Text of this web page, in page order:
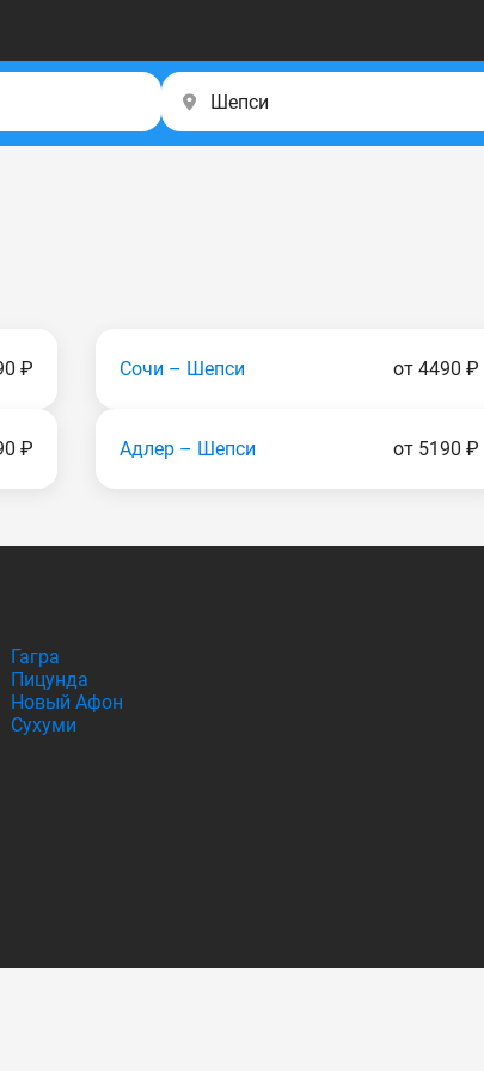
₽ Сочи – Шепси от 4490 ₽
₽ Адлер – Шепси от 5190 ₽
Гагра
Пицунда
Новый Афон
Сухуми